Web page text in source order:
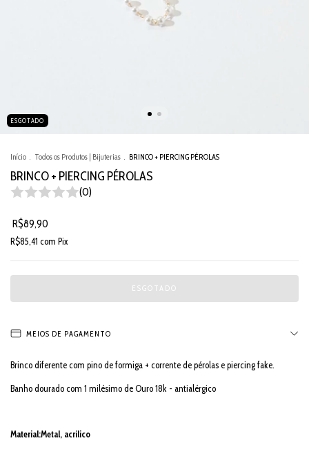
ESGOTADO
Início . Todos os Produtos | Bijuterias . BRINCO + PIERCING PÉROLAS
BRINCO + PIERCING PÉROLAS
(0)
R$89,90
R$85,41 com Pix
MEIOS DE PAGAMENTO
Brinco diferente com pino de formiga + corrente de pérolas e piercing fake.
Banho dourado com 1 milésimo de Ouro 18k - antialérgico
Material:Metal, acrílico